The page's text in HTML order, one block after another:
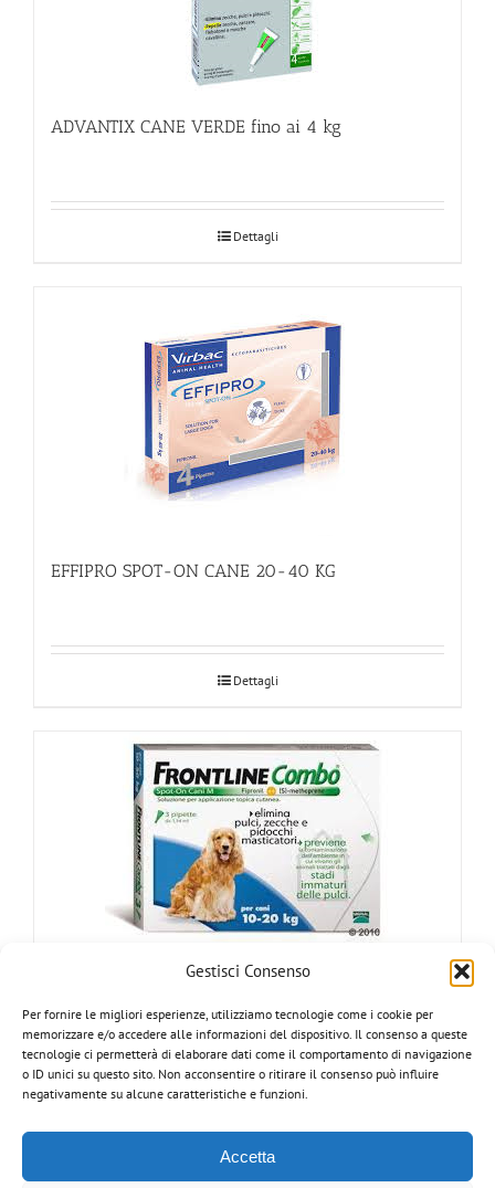
Gestisci Consenso
Per fornire le migliori esperienze, utilizziamo tecnologie come i cookie per
memorizzare e/o accedere alle informazioni del dispositivo. Il consenso a queste
tecnologie ci permetterà di elaborare dati come il comportamento di navigazione
o ID unici su questo sito. Non acconsentire o ritirare il consenso può influire
negativamente su alcune caratteristiche e funzioni.
Accetta
ADVANTIX CANE VERDE fino ai 4 kg
Dettagli
EFFIPRO SPOT-ON CANE 20-40 KG
Dettagli
FRONTLINE COMBO SPOT-ON Cane 10-20 Kg
Dettagli